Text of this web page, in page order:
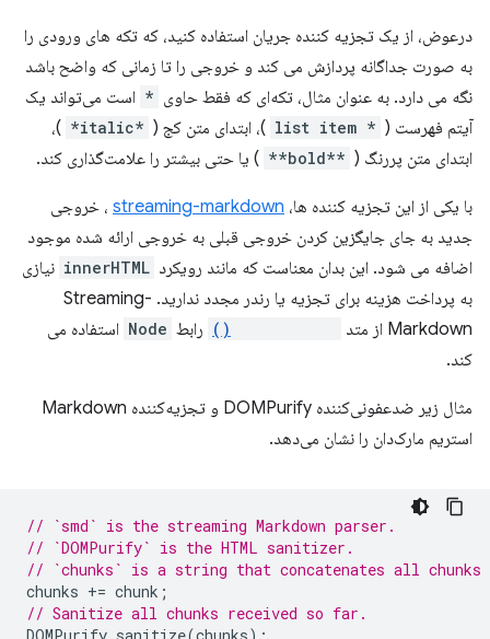
درعوض، از یک تجزیه کننده جریان استفاده کنید، که تکه های ورودی را
به صورت جداگانه پردازش می کند و خروجی را تا زمانی که واضح باشد
نگه می دارد. به عنوان مثال، تکه‌ای که فقط حاوی * است می‌تواند یک
آیتم فهرست ( * list item )، ابتدای متن کج ( *italic*
)،
ابتدای متن پررنگ ( **bold** ) یا حتی بیشتر را علامت‌گذاری کند.
با یکی از این تجزیه کننده ها، streaming-markdown ، خروجی
جدید به جای جایگزین کردن خروجی قبلی به خروجی ارائه شده موجود
اضافه می شود. این بدان معناست که مانند رویکرد innerHTML نیازی
به پرداخت هزینه برای تجزیه یا رندر مجدد ندارید. Streaming-
Markdown از متد
رابط Node استفاده می
کند.
مثال زیر ضدعفونی‌کننده DOMPurify و تجزیه‌کننده Markdown
استریم مارک‌دان را نشان می‌دهد.
// `smd` is the streaming Markdown parser.
// `DOMPurify` is the HTML sanitizer.
// `chunks` is a string that concatenates all
chunks += chunk ;
// Sanitize all chunks received so far.